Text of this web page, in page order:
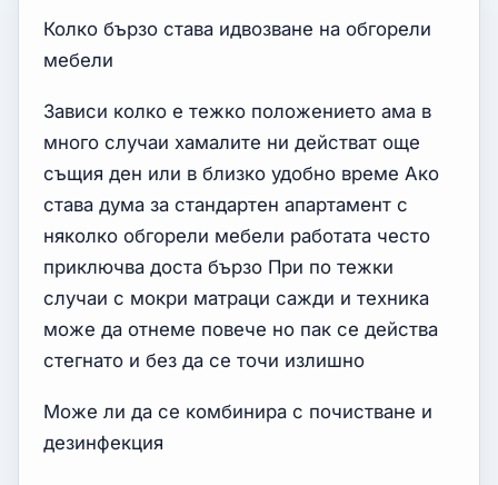
Колко бързо става идвозване на обгорели
мебели
Зависи колко е тежко положението ама в
много случаи хамалите ни действат още
същия ден или в близко удобно време Ако
става дума за стандартен апартамент с
няколко обгорели мебели работата често
приключва доста бързо При по тежки
случаи с мокри матраци сажди и техника
може да отнеме повече но пак се действа
стегнато и без да се точи излишно
Може ли да се комбинира с почистване и
дезинфекция